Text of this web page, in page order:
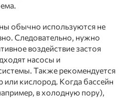
обычно используются не
Следовательно, нужно
воздействие застоя
насосы и
Также рекомендуется
или кислород. Когда бассейн
в холодную пору),